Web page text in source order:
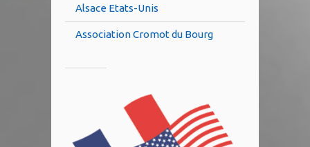
Alsace Etats-Unis
Association Cromot du Bourg